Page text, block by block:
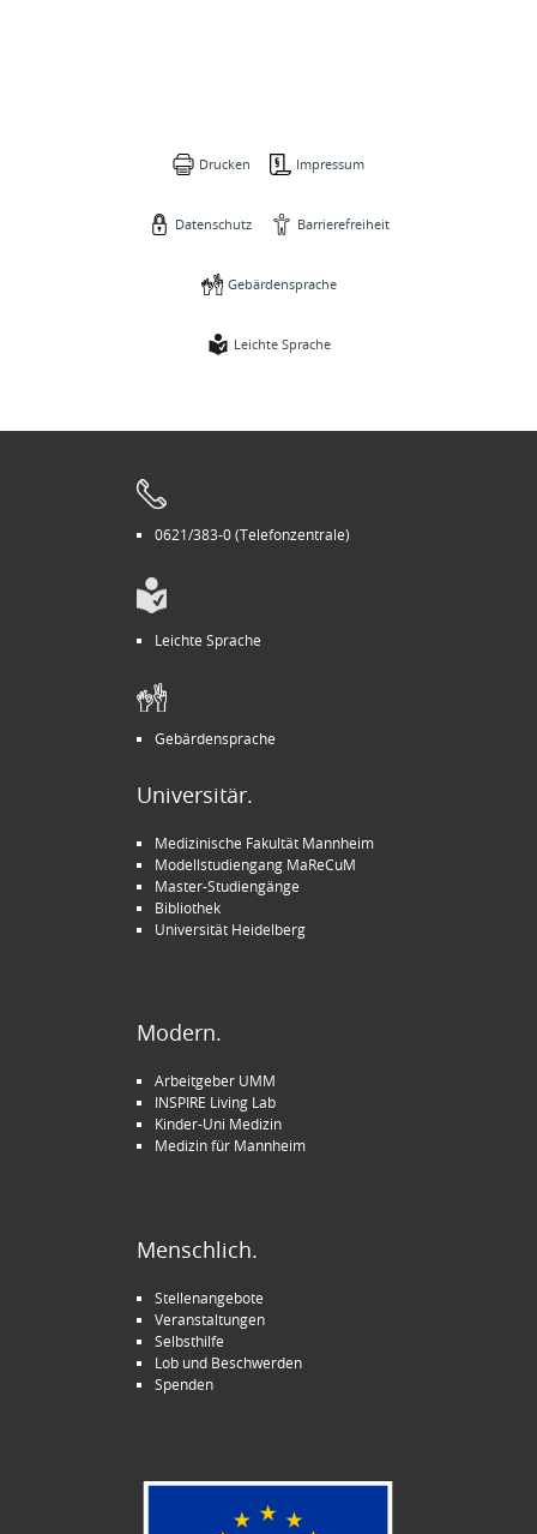
Drucken Impressum
Datenschutz Barrierefreiheit
Gebärdensprache
Leichte Sprache
0621/383-0 (Telefonzentrale)
Leichte Sprache
Gebärdensprache
Universitär.
Medizinische Fakultät Mannheim
Modellstudiengang MaReCuM
Master-Studiengänge
Bibliothek
Universität Heidelberg
Modern.
Arbeitgeber UMM
INSPIRE Living Lab
Kinder-Uni Medizin
Medizin für Mannheim
Menschlich.
Stellenangebote
Veranstaltungen
Selbsthilfe
Lob und Beschwerden
Spenden